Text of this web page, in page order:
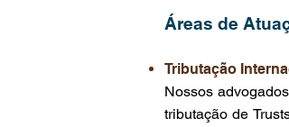
Áreas de
Tributação
Nossos
tributação de